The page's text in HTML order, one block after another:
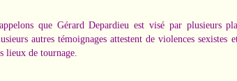
que Gérard Depardieu est visé par plusieurs
autres témoignages attestent de violences sexistes
lieux de tournage.